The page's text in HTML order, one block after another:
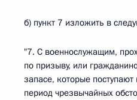
б) пункт 7 изложить в
"7. С военнослужащим,
по призыву, или
запасе, которые
период чрезвычайных